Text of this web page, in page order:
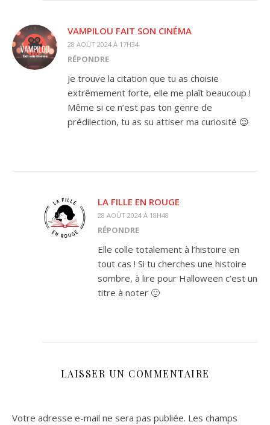
VAMPILOU FAIT SON CINÉMA
28 AOÛT 2024 À 17H34
RÉPONDRE
Je trouve la citation que tu as choisie
extrêmement forte, elle me plaît beaucoup !
Même si ce n’est pas ton genre de
prédilection, tu as su attiser ma curiosité 😉
LA FILLE EN ROUGE
28 AOÛT 2024 À 18H48
RÉPONDRE
Elle colle totalement à l’histoire en
tout cas ! Si tu cherches une histoire
sombre, à lire pour Halloween c’est un
titre à noter 🙂
LAISSER UN COMMENTAIRE
Votre adresse e-mail ne sera pas publiée. Les champs